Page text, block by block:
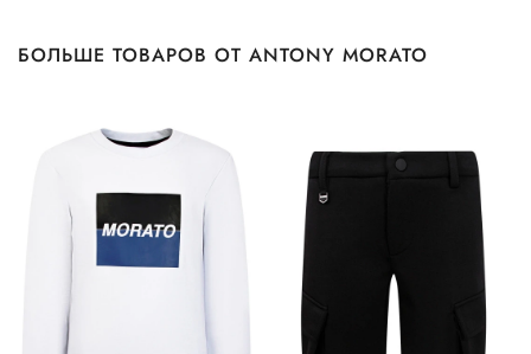
БОЛЬШЕ ТОВАРОВ ОТ ANTONY MORATO